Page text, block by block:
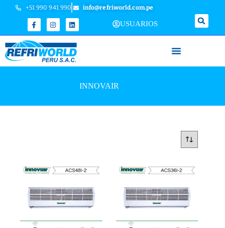
+51 990 941 990 info@refriworld.com.pe
USUARIOS
INNOVAIR